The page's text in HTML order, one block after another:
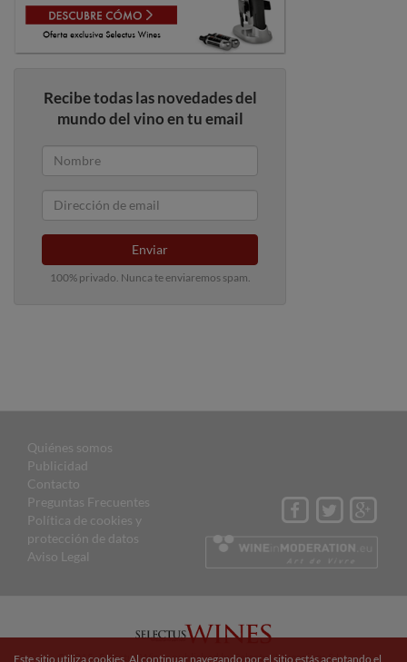
Recibe todas las novedades del
mundo del vino en tu email
Enviar
100% privado. Nunca te enviaremos spam.
Quiénes somos
Publicidad
Contacto
Preguntas Frecuentes
Política de cookies y
protección de datos
Aviso Legal
© 2015 Selectus Wines published by Selectus Magazines S.L.
Este sitio utiliza cookies. Al continuar navegando por el sitio estás aceptando el